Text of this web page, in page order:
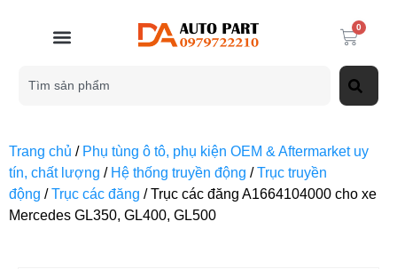
0
Trang chủ / Phụ tùng ô tô, phụ kiện OEM & Aftermarket uy
tín, chất lượng / Hệ thống truyền động /Trục truyền
động /Trục các đăng / Trục các đăng A1664104000 cho xe
Mercedes GL350, GL400, GL500